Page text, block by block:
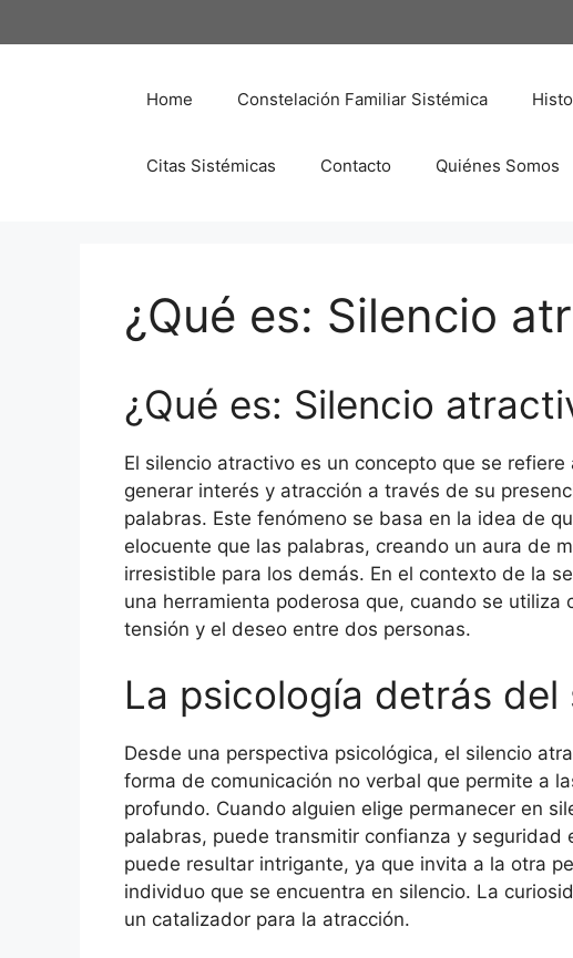
al
Home Constelación Familiar Sistémica
Citas Sistémicas Contacto Quiénes Somos
¿Qué es: Silencio
¿Qué es: Silencio
El silencio atractivo es un concepto que se
generar interés y atracción a través de su
palabras. Este fenómeno se basa en la idea de
elocuente que las palabras, creando un aura de
irresistible para los demás. En el contexto de la
una herramienta poderosa que, cuando se utiliza
tensión y el deseo entre dos personas.
La psicología detrás
Desde una perspectiva psicológica, el silencio
forma de comunicación no verbal que permite a
profundo. Cuando alguien elige permanecer en
palabras, puede transmitir confianza y
puede resultar intrigante, ya que invita a la otra
individuo que se encuentra en silencio. La
un catalizador para la atracción.